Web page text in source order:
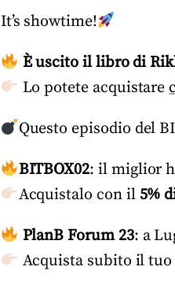
It’s showtime!
È uscito il libro di
Lo potete acquistare
Questo episodio del
BITBOX02: il miglior
Acquistalo con il 5%
PlanB Forum 23: a
Acquista subito il